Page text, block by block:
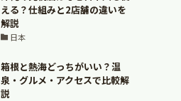
える？仕組みと2店舗の違いを
解説
日本
箱根と熱海どっちがいい？温
泉・グルメ・アクセスで比較解
説